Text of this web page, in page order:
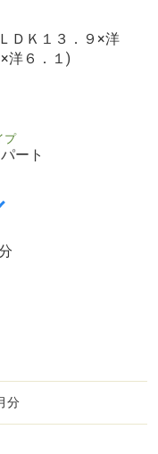
ＤＫ１３．９×洋
洋６．１)
プ
ート
分